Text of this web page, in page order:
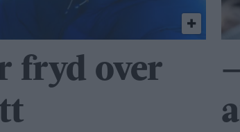
fryd over